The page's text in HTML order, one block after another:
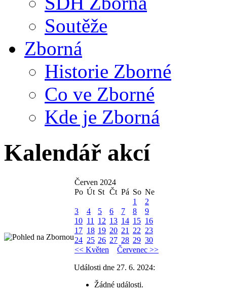
Soutěže
Zborná
Historie Zborné
Co ve Zborné
Kde je Zborná
Kalendář akcí
Červen 2024
Po Út St Čt Pá So Ne
1
2
3
4 5 6 7 8
9
10 11 12 13 14 15 16
17 18 19 20 21 22 23
24 25 26 27 28 29 30
<< Květen
Červenec >>
Události dne 27. 6. 2024:
Žádné události.